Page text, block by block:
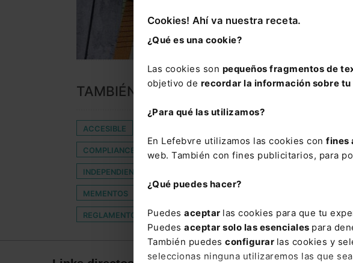
Cookies! Ahí va nuestra receta.
¿Qué es una cookie?
Las cookies son pequeños fragmentos de
objetivo de recordar la información sobre
¿Para qué las utilizamos?
En Lefebvre utilizamos las cookies con fines
web. También con fines publicitarios, para
¿Qué puedes hacer?
Puedes aceptar las cookies para que tu
Puedes aceptar solo las esenciales para
También puedes configurar las cookies y
seleccionas ninguna utilizaremos las que
TAMBIÉN TE PUEDE INTERESAR
ACCESIBLE
COMPLIANCE DE CIBERSEGURIDAD CONTRATO A TIEMPO
INDEPENDIENTE
MEMENTOS
REGLAMENTO P2B SEDES JUDICIALES DE VALENCIA SERRANA